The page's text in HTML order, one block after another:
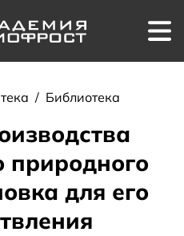
/ Библиотека
природного
для его